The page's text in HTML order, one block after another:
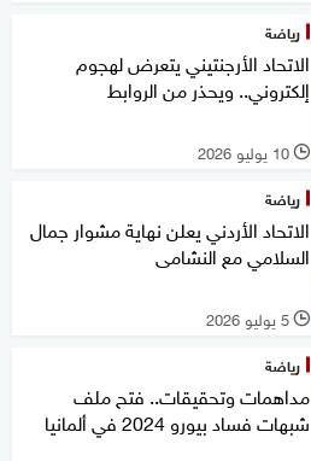
رياضة
الاتحاد الأرجنتيني يتعرض لهجوم
إلكتروني.. ويحذر من الروابط
l 10 يوليو 2026
رياضة
الاتحاد الأردني يعلن نهاية مشوار جمال
السلامي مع النشامى
l 5 يوليو 2026
رياضة
مداهمات وتحقيقات.. فتح ملف
شبهات فساد بيورو 2024 في ألمانيا